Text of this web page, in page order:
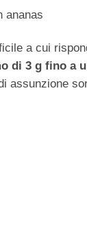
a cui
di 3 g fino a
assunzione